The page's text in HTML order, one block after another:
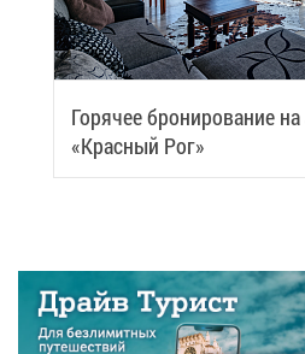
Го­ря­чее бро­ни­ро­ва­ние
«Крас­ный Рог»